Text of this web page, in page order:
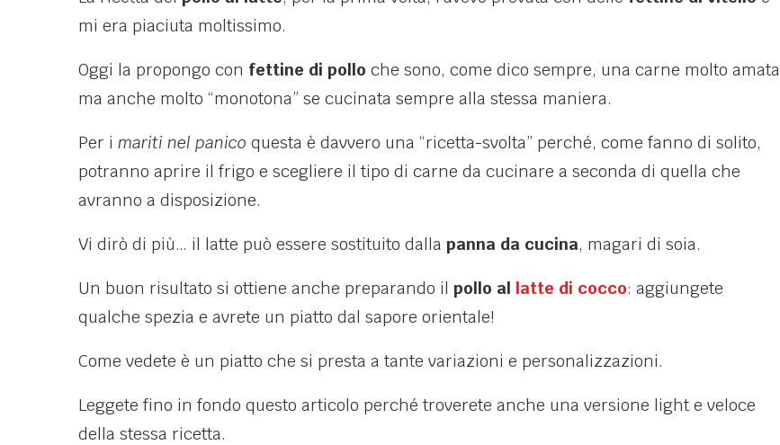
mi era piaciuta moltissimo.
Oggi la propongo con fettine di pollo che sono, come dico sempre, una carne molto amata
ma anche molto “monotona” se cucinata sempre alla stessa maniera.
Per i mariti nel panico questa è davvero una “ricetta-svolta” perché, come fanno di solito,
potranno aprire il frigo e scegliere il tipo di carne da cucinare a seconda di quella che
avranno a disposizione.
Vi dirò di più… il latte può essere sostituito dalla panna da cucina, magari di soia.
Un buon risultato si ottiene anche preparando il pollo al latte di cocco: aggiungete
qualche spezia e avrete un piatto dal sapore orientale!
Come vedete è un piatto che si presta a tante variazioni e personalizzazioni.
Leggete fino in fondo questo articolo perché troverete anche una versione light e veloce
della stessa ricetta.